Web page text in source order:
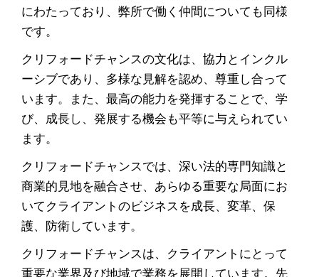
にわたっており、弊所で働く仲間についても同様
です。
クリフォードチャンスの文化は、協力とインクル
ーシブであり、多様な見解を認め、尊重し合って
います。また、最高の能力を発揮することで、学
び、成長し、発展する機会も平等に与えられてい
ます。
クリフォードチャンスでは、深い法的専門知識と
商業的見地を融合させ、あらゆる重要な局面にお
いてクライアントのビジネスを成長、変革、保
護、防衛しています。
クリフォードチャンスは、クライアントにとって
重要な業界及び地域で業務を展開しています。先